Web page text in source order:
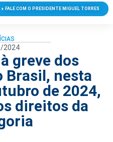
FALE COM O PRESIDENTE MIGUEL TORRES
2024
greve dos
Brasil, nesta
de 2024,
direitos da